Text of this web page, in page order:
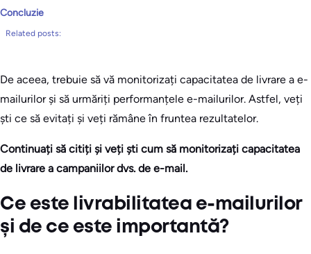
Concluzie
Related posts:
De aceea, trebuie să vă monitorizați capacitatea de livrare a e-
mailurilor și să urmăriți performanțele e-mailurilor. Astfel, veți
ști ce să evitați și veți rămâne în fruntea rezultatelor.
Continuați să citiți și veți ști cum să monitorizați capacitatea
de livrare a campaniilor dvs. de e-mail.
Ce este livrabilitatea e-mailurilor
și de ce este importantă?